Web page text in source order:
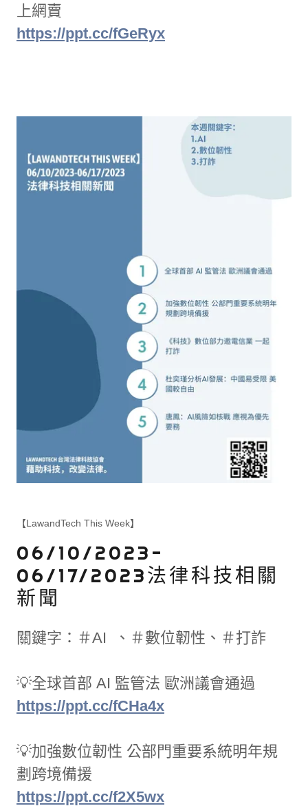
上網賣
https://ppt.cc/fGeRyx
【LawandTech This Week】
06/10/2023-
06/17/2023法律科技相關
新聞
關鍵字：＃AI 、＃數位韌性、＃打詐
💡全球首部 AI 監管法 歐洲議會通過
https://ppt.cc/fCHa4x
💡加強數位韌性 公部門重要系統明年規
劃跨境備援
https://ppt.cc/f2X5wx